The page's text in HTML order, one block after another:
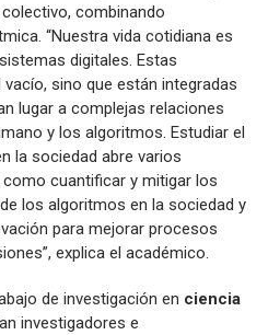
combinando
“Nuestra vida cotidiana es
digitales. Estas
sino que están integradas
lugar a complejas relaciones
y los algoritmos. Estudiar el
la sociedad abre varios
cuantificar y mitigar los
los algoritmos en la sociedad y
para mejorar procesos
explica el académico.
de investigación en ciencia
investigadores e